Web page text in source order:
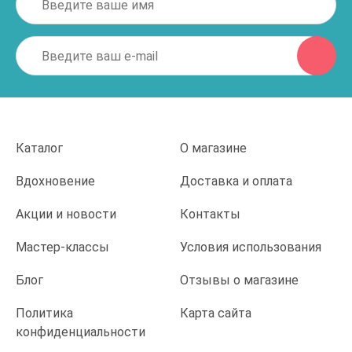
Каталог О магазине
Вдохновение Доставка и оплата
Акции и новости Контакты
Мастер-классы Условия использования
Блог Отзывы о магазине
Политика
конфиденциальности
Карта сайта